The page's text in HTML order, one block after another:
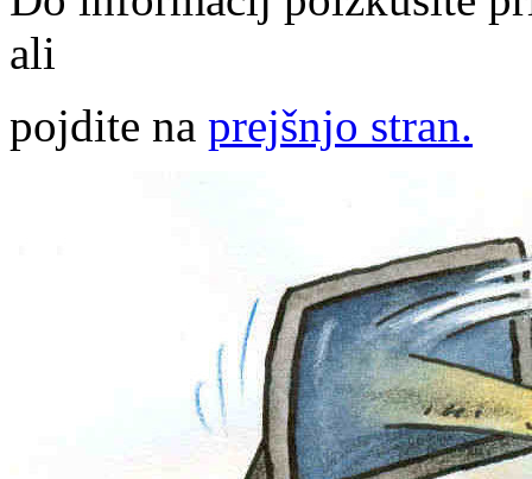
ali
pojdite na prejšnjo stran.